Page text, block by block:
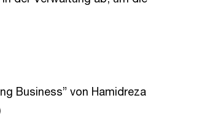
Business” von Hamidreza